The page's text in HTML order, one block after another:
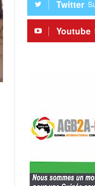
Twitter
Youtube